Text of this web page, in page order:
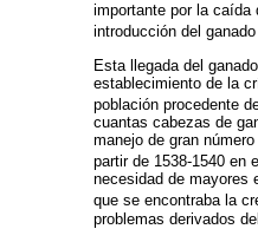
importante por la caída
introducción del
Esta llegada del
establecimiento de la
población procedente
cuantas cabezas de
manejo de gran
partir de 1538-1540 en
necesidad de mayores
que se encontraba la
problemas derivados